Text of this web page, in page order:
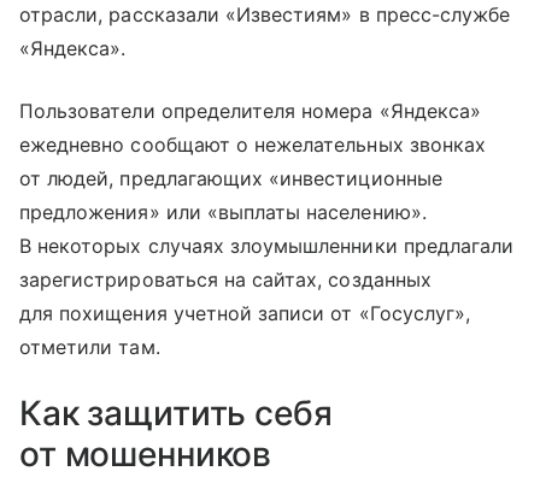
отрасли, рассказали «Известиям» в пресс-службе
«Яндекса».
Пользователи определителя номера «Яндекса»
ежедневно сообщают о нежелательных звонках
от людей, предлагающих «инвестиционные
предложения» или «выплаты населению».
В некоторых случаях злоумышленники предлагали
зарегистрироваться на сайтах, созданных
для похищения учетной записи от «Госуслуг»,
отметили там.
Как защитить себя
от мошенников